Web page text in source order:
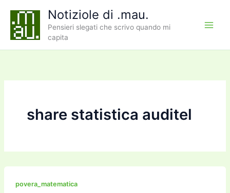
contenuto
Notiziole di .mau.
Pensieri slegati che scrivo quando mi
capita
share statistica auditel
povera_matematica